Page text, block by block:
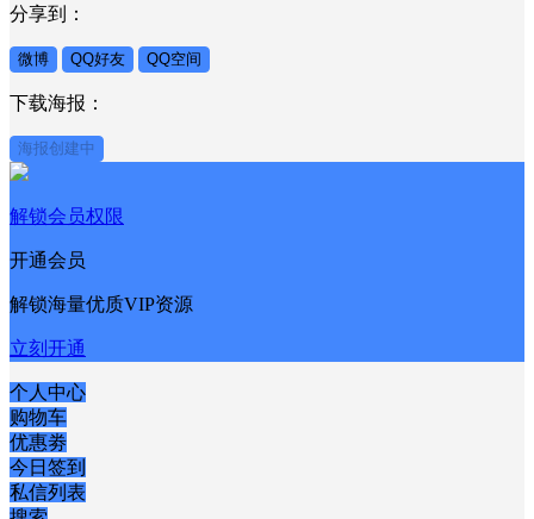
分享到：
微博 QQ好友 QQ空间
下载海报：
海报创建中
解锁会员权限
开通会员
解锁海量优质VIP资源
立刻开通
个人中心
购物车
优惠劵
今日签到
私信列表